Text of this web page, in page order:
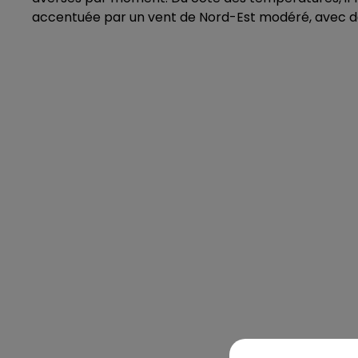
accentuée par un vent de Nord-Est modéré, avec